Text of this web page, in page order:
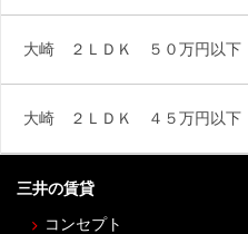
大崎 ２ＬＤＫ ５０万円以下
大崎 ２ＬＤＫ ４５万円以下
三井の賃貸
コンセプト